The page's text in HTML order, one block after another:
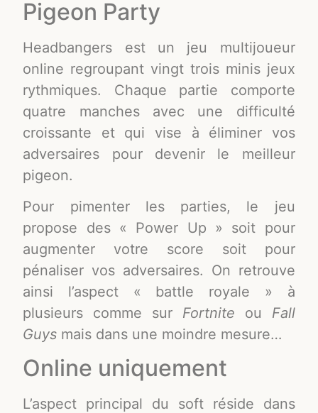
Pigeon Party
Headbangers est un jeu multijoueur
online regroupant vingt trois minis jeux
rythmiques. Chaque partie comporte
quatre manches avec une difficulté
croissante et qui vise à éliminer vos
adversaires pour devenir le meilleur
pigeon.
Pour pimenter les parties, le jeu
propose des « Power Up » soit pour
augmenter votre score soit pour
pénaliser vos adversaires. On retrouve
ainsi l’aspect « battle royale » à
plusieurs comme sur Fortnite ou Fall
Guys mais dans une moindre mesure…
Online uniquement
L’aspect principal du soft réside dans